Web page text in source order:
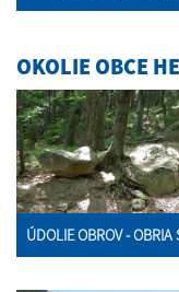
OKOLIE OBCE
ÚDOLIE OBROV - OBRIA